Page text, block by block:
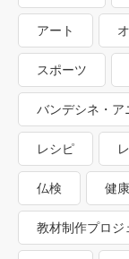
アート
スポーツ
バンデシネ・ア
レシピ
仏検 健康
教材制作プロジ